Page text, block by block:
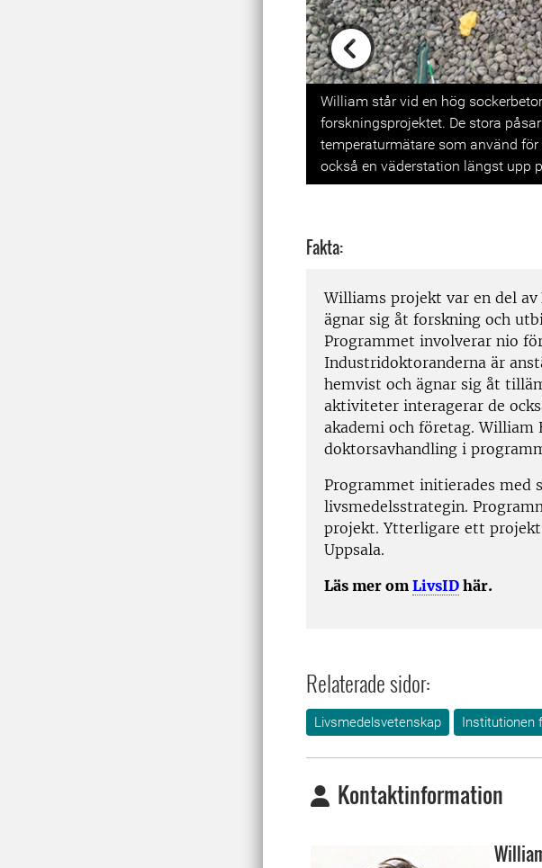
Previous
William står vid en hög
forskningsprojektet. De stora
temperaturmätare som använd
också en väderstation längst upp
Fakta:
Williams projekt var en del av
ägnar sig åt forskning och
Programmet involverar nio
Industridoktoranderna är
hemvist och ägnar sig åt
aktiviteter interagerar de
akademi och företag. William
doktorsavhandling i
Programmet initierades med
livsmedelsstrategin.
projekt. Ytterligare ett projekt
Uppsala.
Läs mer om LivsID här.
Relaterade sidor:
Livsmedelsvetenskap Institutionen
Kontaktinformation